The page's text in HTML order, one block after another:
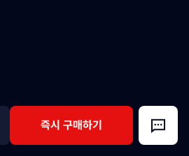
즉시 구매하기